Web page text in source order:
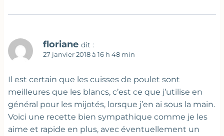
floriane dit :
27 janvier 2018 à 16 h 48 min
Il est certain que les cuisses de poulet sont
meilleures que les blancs, c’est ce que j’utilise en
général pour les mijotés, lorsque j’en ai sous la main.
Voici une recette bien sympathique comme je les
aime et rapide en plus, avec éventuellement un